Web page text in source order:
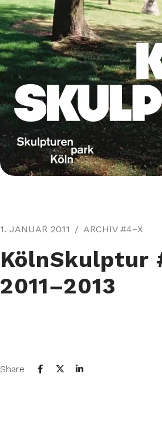
1. JANUAR 2011 ARCHIV #4–X
KölnSkulptur
2011–2013
Share